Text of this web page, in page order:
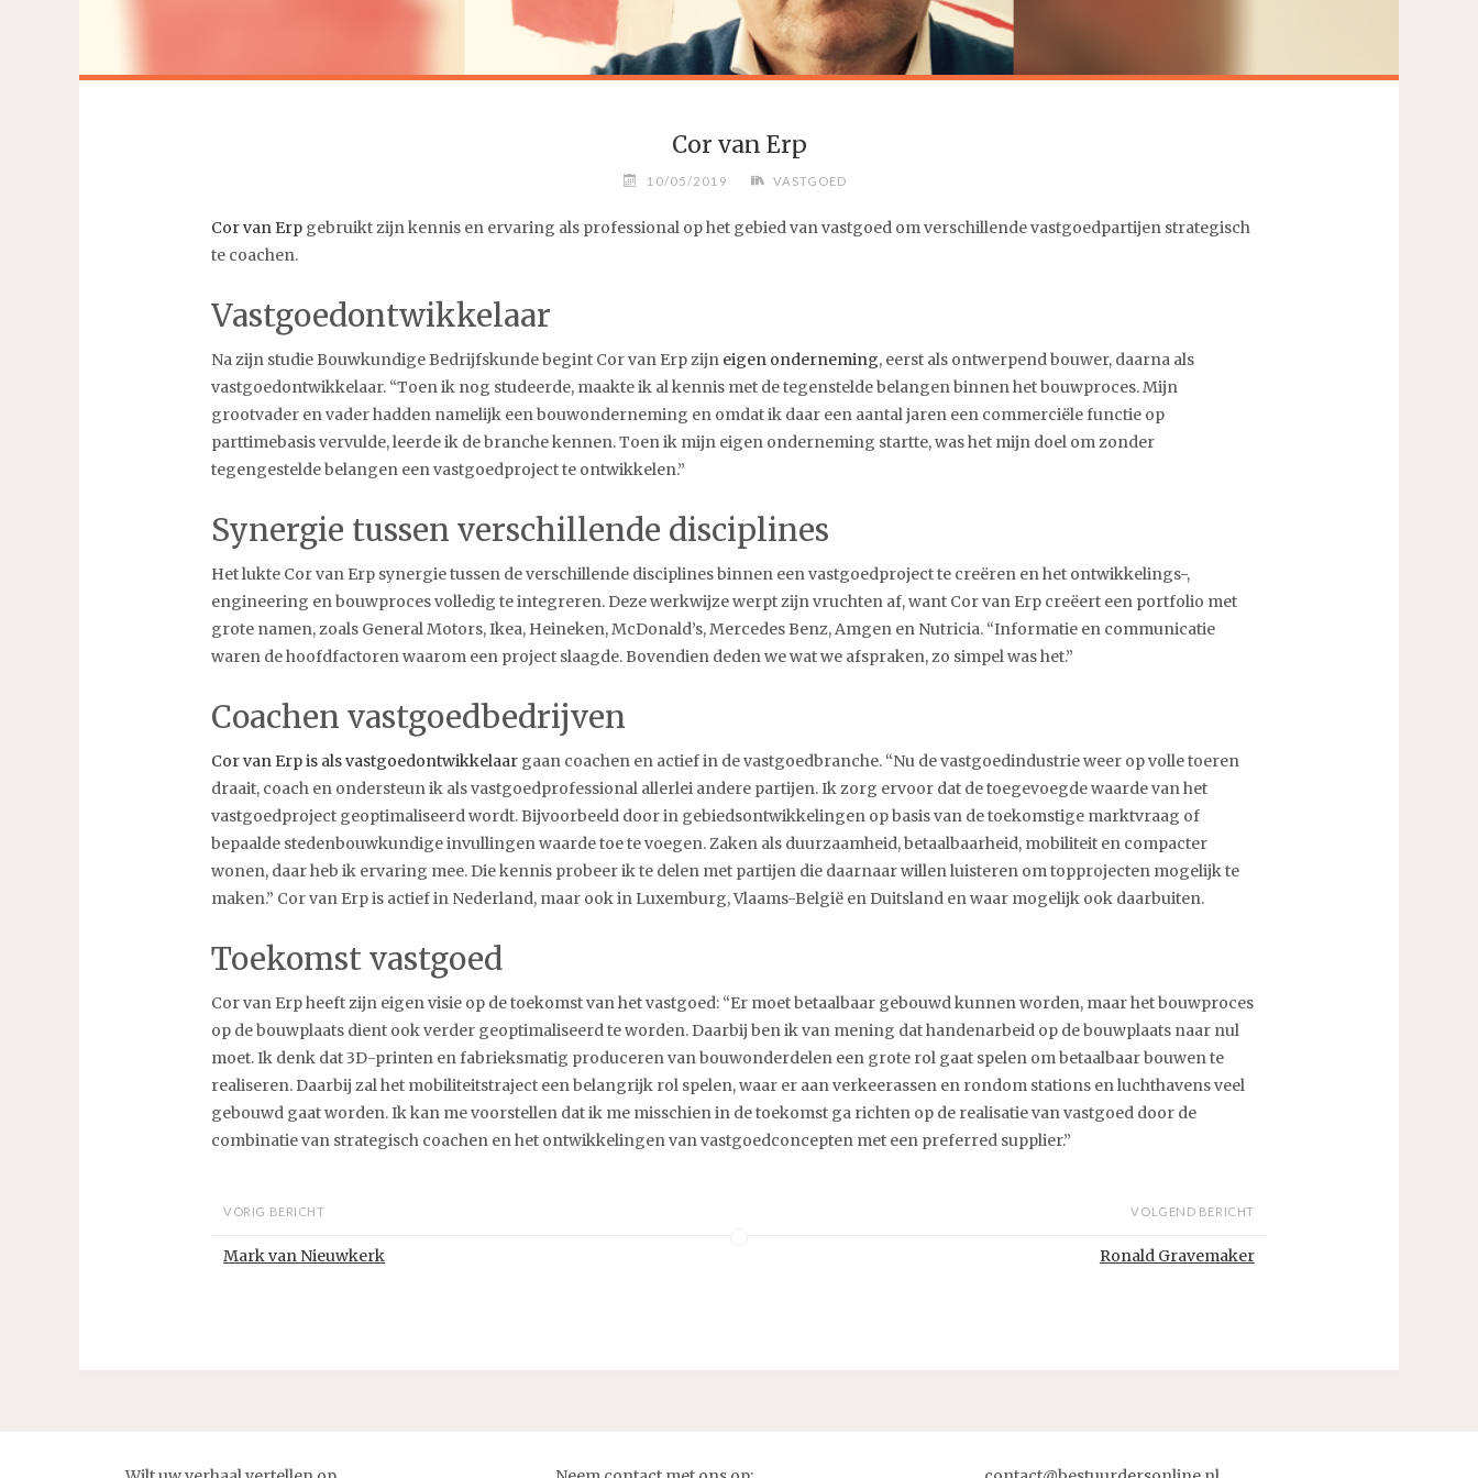
Cor van Erp
10/05/2019 VASTGOED
Cor van Erp gebruikt zijn kennis en ervaring als professional op het gebied van vastgoed om verschillende vastgoedpartijen strategisch
te coachen.
Vastgoedontwikkelaar
Na zijn studie Bouwkundige Bedrijfskunde begint Cor van Erp zijn eigen onderneming, eerst als ontwerpend bouwer, daarna als
vastgoedontwikkelaar. “Toen ik nog studeerde, maakte ik al kennis met de tegenstelde belangen binnen het bouwproces. Mijn
grootvader en vader hadden namelijk een bouwonderneming en omdat ik daar een aantal jaren een commerciële functie op
parttimebasis vervulde, leerde ik de branche kennen. Toen ik mijn eigen onderneming startte, was het mijn doel om zonder
tegengestelde belangen een vastgoedproject te ontwikkelen.”
Synergie tussen verschillende disciplines
Het lukte Cor van Erp synergie tussen de verschillende disciplines binnen een vastgoedproject te creëren en het ontwikkelings-,
engineering en bouwproces volledig te integreren. Deze werkwijze werpt zijn vruchten af, want Cor van Erp creëert een portfolio met
grote namen, zoals General Motors, Ikea, Heineken, McDonald’s, Mercedes Benz, Amgen en Nutricia. “Informatie en communicatie
waren de hoofdfactoren waarom een project slaagde. Bovendien deden we wat we afspraken, zo simpel was het.”
Coachen vastgoedbedrijven
Cor van Erp is als vastgoedontwikkelaar gaan coachen en actief in de vastgoedbranche. “Nu de vastgoedindustrie weer op volle toeren
draait, coach en ondersteun ik als vastgoedprofessional allerlei andere partijen. Ik zorg ervoor dat de toegevoegde waarde van het
vastgoedproject geoptimaliseerd wordt. Bijvoorbeeld door in gebiedsontwikkelingen op basis van de toekomstige marktvraag of
bepaalde stedenbouwkundige invullingen waarde toe te voegen. Zaken als duurzaamheid, betaalbaarheid, mobiliteit en compacter
wonen, daar heb ik ervaring mee. Die kennis probeer ik te delen met partijen die daarnaar willen luisteren om topprojecten mogelijk te
maken.” Cor van Erp is actief in Nederland, maar ook in Luxemburg, Vlaams-België en Duitsland en waar mogelijk ook daarbuiten.
Toekomst vastgoed
Cor van Erp heeft zijn eigen visie op de toekomst van het vastgoed: “Er moet betaalbaar gebouwd kunnen worden, maar het bouwproces
op de bouwplaats dient ook verder geoptimaliseerd te worden. Daarbij ben ik van mening dat handenarbeid op de bouwplaats naar nul
moet. Ik denk dat 3D-printen en fabrieksmatig produceren van bouwonderdelen een grote rol gaat spelen om betaalbaar bouwen te
realiseren. Daarbij zal het mobiliteitstraject een belangrijk rol spelen, waar er aan verkeerassen en rondom stations en luchthavens veel
gebouwd gaat worden. Ik kan me voorstellen dat ik me misschien in de toekomst ga richten op de realisatie van vastgoed door de
combinatie van strategisch coachen en het ontwikkelingen van vastgoedconcepten met een preferred supplier.”
VORIG BERICHT
Mark van Nieuwkerk
VOLGEND BERICHT
Ronald Gravemaker